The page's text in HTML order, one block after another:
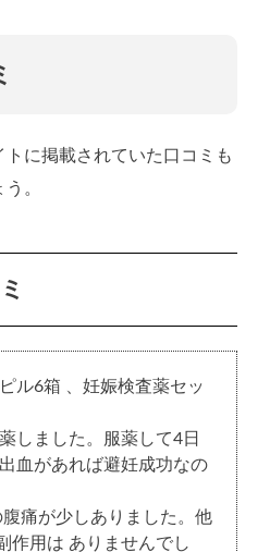
に掲載されていた口コミも
。
ル6箱 、妊娠検査薬セッ
しました。服薬して4日
血があれば避妊成功なの
痛が少しありました。他
作用は ありませんでし